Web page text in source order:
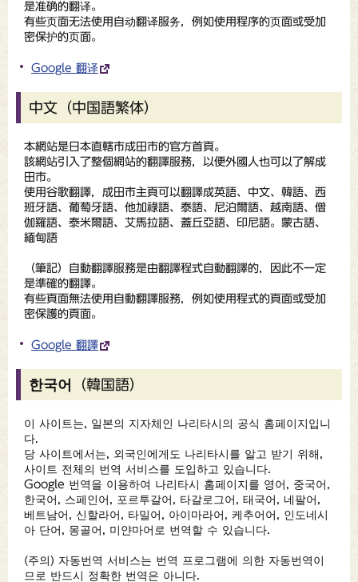
是准确的翻译。
有些页面无法使用自动翻译服务，例如使用程序的页面或受加
密保护的页面。
Google 翻译
中文（中国語繁体）
本網站是日本直轄市成田市的官方首頁。
該網站引入了整個網站的翻譯服務，以便外國人也可以了解成
田市。
使用谷歌翻譯，成田市主頁可以翻譯成英語、中文、韓語、西
班牙語、葡萄牙語、他加祿語、泰語、尼泊爾語、越南語、僧
伽羅語、泰米爾語、艾馬拉語、蓋丘亞語、印尼語。蒙古語、
緬甸語
（筆記）自動翻譯服務是由翻譯程式自動翻譯的，因此不一定
是準確的翻譯。
有些頁面無法使用自動翻譯服務，例如使用程式的頁面或受加
密保護的頁面。
Google 翻譯
한국어（韓国語）
이 사이트는, 일본의 지자체인 나리타시의 공식 홈페이지입니
다.
당 사이트에서는, 외국인에게도 나리타시를 알고 받기 위해,
사이트 전체의 번역 서비스를 도입하고 있습니다.
Google 번역을 이용하여 나리타시 홈페이지를 영어, 중국어,
한국어, 스페인어, 포르투갈어, 타갈로그어, 태국어, 네팔어,
베트남어, 신할라어, 타밀어, 아이마라어, 케추어어, 인도네시
아 단어, 몽골어, 미얀마어로 번역할 수 있습니다.
(주의) 자동번역 서비스는 번역 프로그램에 의한 자동번역이
므로 반드시 정확한 번역은 아니다.